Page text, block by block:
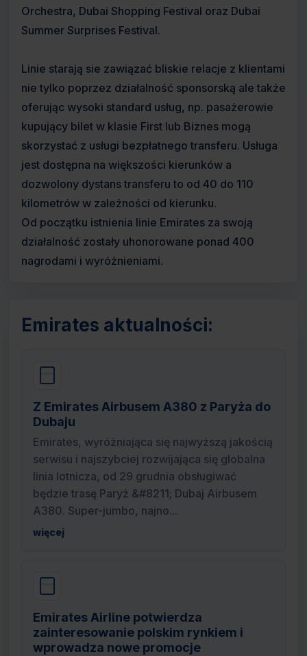
Orchestra, Dubai Shopping Festival oraz Dubai
Summer Surprises Festival.
Linie starają sie zawiązać bliskie relacje z klientami
nie tylko poprzez działalność sponsorską ale także
oferując wysoki standard usług, np. pasażerowie
kupujący bilet w klasie First lub Biznes mogą
skorzystać z usługi bezpłatnego transferu. Usługa
jest dostępna na większości kierunków a
dozwolony dystans transferu to od 40 do 110
kilometrów w zależności od kierunku.
Od początku istnienia linie Emirates za swoją
działalność zostały uhonorowane ponad 400
nagrodami i wyróżnieniami.
Emirates aktualności:
Z Emirates Airbusem A380 z Paryża do
Dubaju
Emirates, wyróżniająca się najwyższą jakością
serwisu i najszybciej rozwijająca się globalna
linia lotnicza, od 29 grudnia obsługiwać
będzie trasę Paryż &#8211; Dubaj Airbusem
A380. Super-jumbo, najno...
więcej
Emirates Airline potwierdza
zainteresowanie polskim rynkiem i
wprowadza nowe promocje